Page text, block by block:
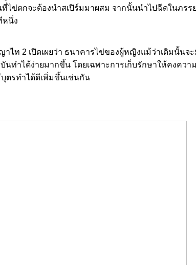
ไข่ตกจะต้องนำสเปิร์มมาผสม จากนั้นนำไปฉีดในภรร
หนึ่ง
2 เปิดเผยว่า ธนาคารไข่ของผู้หญิงแม้ว่าเดิมนั้นจ
ทำได้ง่ายมากขึ้น โดยเฉพาะการเก็บรักษาให้คงคว
ตรทำได้ดีเพิ่มขึ้นเช่นกัน